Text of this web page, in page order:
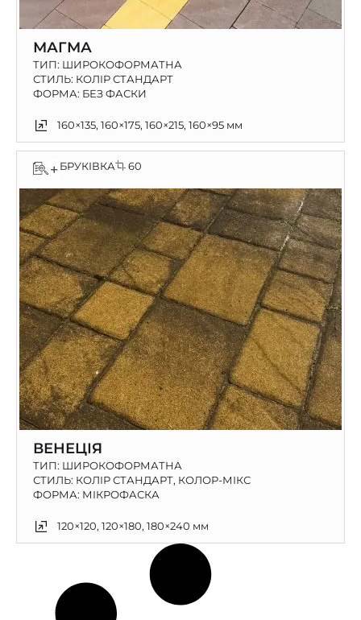
МАГМА
ТИП: ШИРОКОФОРМАТНА
СТИЛЬ: КОЛІР СТАНДАРТ
ФОРМА: БЕЗ ФАСКИ
160×135, 160×175, 160×215, 160×95 мм
+ БРУКІВКА 60
ВЕНЕЦІЯ
ТИП: ШИРОКОФОРМАТНА
СТИЛЬ: КОЛІР СТАНДАРТ, КОЛОР-МІКС
ФОРМА: МІКРОФАСКА
120×120, 120×180, 180×240 мм